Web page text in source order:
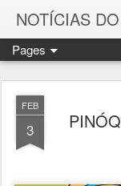
NOTÍCIAS
Pages
FEB
3